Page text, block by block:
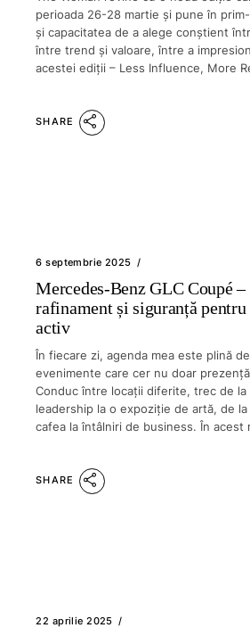
perioada 26-28 martie și pune în
și capacitatea de a alege conștient
între trend și valoare, între a
acestei ediții – Less Influence, More
SHARE
6 septembrie 2025
Mercedes-Benz GLC Coupé
rafinament și siguranță
activ
În fiecare zi, agenda mea este plină
evenimente care cer nu doar
Conduc între locații diferite, trec de
leadership la o expoziție de artă, de
cafea la întâlniri de business. În acest
SHARE
22 aprilie 2025